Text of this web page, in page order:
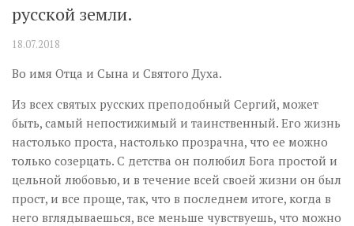
русской земли.
18.07.2018
Во имя Отца и Сына и Святого Духа.
Из всех святых русских преподобный Сергий, может
быть, самый непостижимый и таинственный. Его жизнь
настолько проста, настолько прозрачна, что ее можно
только созерцать. С детства он полюбил Бога простой и
цельной любовью, и в течение всей своей жизни он был
прост, и все проще, так, что в последнем итоге, когда в
него вглядываешься, все меньше чувствуешь, что можно